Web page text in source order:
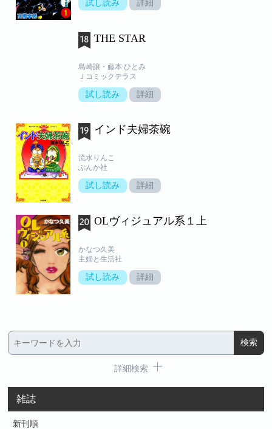
試し読み 詳細
THE STAR
島崎譲・藤本 ひとみ
Ｊコミックテラス
試し読み 詳細
インド夫婦茶碗
流水りんこ
ぶんか社
試し読み 詳細
OLヴィジュアル系１上
かなつ久美
主婦と生活社
試し読み 詳細
詳細検索
雑誌
新刊順